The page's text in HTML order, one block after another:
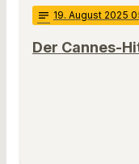
notes 19. August 2025
Der Cannes-